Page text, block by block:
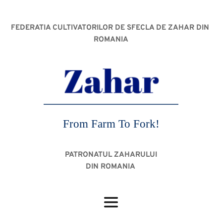
FEDERATIA CULTIVATORILOR DE SFECLA DE ZAHAR DIN
ROMANIA
From Farm To Fork!
PATRONATUL ZAHARULUI
DIN ROMANIA